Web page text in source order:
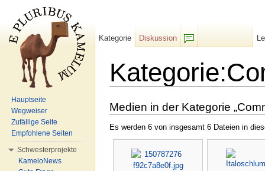
Medien in der Kategorie
Es werden 6 von insgesamt 6 Dateien in
Kategorie
Diskussion
Hauptseite
Wegweiser
Zufällige Seite
Empfohlene Seiten
Schwesterprojekte
KameloNews